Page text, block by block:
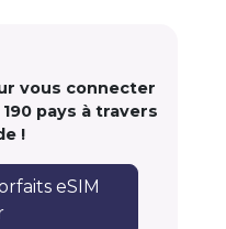
vous connecter
pays à travers
!
eSIM